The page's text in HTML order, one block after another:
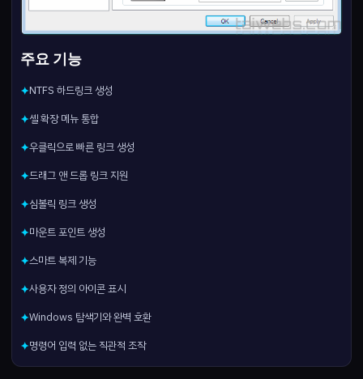
주요 기능
✦NTFS 하드링크 생성
✦셸 확장 메뉴 통합
✦우클릭으로 빠른 링크 생성
✦드래그 앤 드롭 링크 지원
✦심볼릭 링크 생성
✦마운트 포인트 생성
✦스마트 복제 기능
✦사용자 정의 아이콘 표시
✦Windows 탐색기와 완벽 호환
✦명령어 입력 없는 직관적 조작